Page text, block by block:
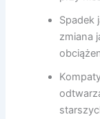
Spadek
zmiana